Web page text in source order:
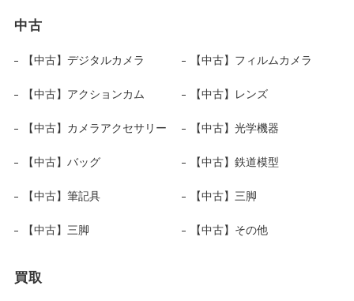
中古
【中古】デジタルカメラ 【中古】フィルムカメラ
【中古】アクションカム 【中古】レンズ
【中古】カメラアクセサリー 【中古】光学機器
【中古】バッグ 【中古】鉄道模型
【中古】筆記具 【中古】三脚
【中古】三脚 【中古】その他
買取